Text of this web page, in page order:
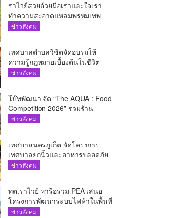
ราไวย์สวยด้วยมือเราและใจเรา
ทำความสะอาดแหลมพรหมเทพ
และแหล่งท่องเที่ยว
ข่าวสังคม
เทศบาลตำบลวิชิตจัดอบรมให้
ความรู้กฎหมายเบื้องต้นในชีวิต
ประจำวันแก่เยาวชน
ข่าวสังคม
โบ๊ทพัฒนา จัด “The AQUA : Food
Competition 2026” รวมร้าน
อาหารชั้นนำของ The Shopps at
ข่าวสังคม
เทศบาลนครภูเก็ต จัดโครงการ
เทศบาลยกนิ้วและอาหารปลอดภัย
เพื่อสุขอนามัยผู้บริโภค
ข่าวสังคม
ทต.ราไวย์ หารือร่วม PEA เสนอ
โครงการพัฒนาระบบไฟฟ้าในพื้นที่
เกาะโหลน
ข่าวสังคม